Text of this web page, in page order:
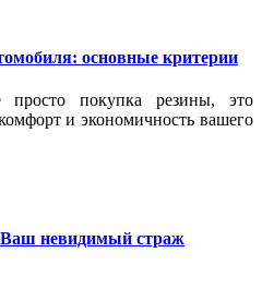
основные критерии
покупка резины, это
и экономичность вашего
невидимый страж